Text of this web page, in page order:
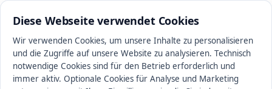
Diese Webseite verwendet Cookies
Wir verwenden Cookies, um unsere Inhalte zu personalisieren
und die Zugriffe auf unsere Website zu analysieren. Technisch
notwendige Cookies sind für den Betrieb erforderlich und
immer aktiv. Optionale Cookies für Analyse und Marketing